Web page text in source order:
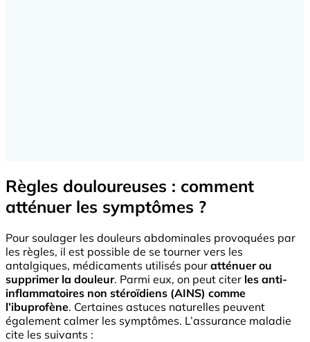
Règles douloureuses : comment
atténuer les symptômes ?
Pour soulager les douleurs abdominales provoquées par
les règles, il est possible de se tourner vers les
antalgiques, médicaments utilisés pour atténuer ou
supprimer la douleur. Parmi eux, on peut citer les anti-
inflammatoires non stéroïdiens (AINS) comme
l’ibuprofène. Certaines astuces naturelles peuvent
également calmer les symptômes. L’assurance maladie
cite les suivants :